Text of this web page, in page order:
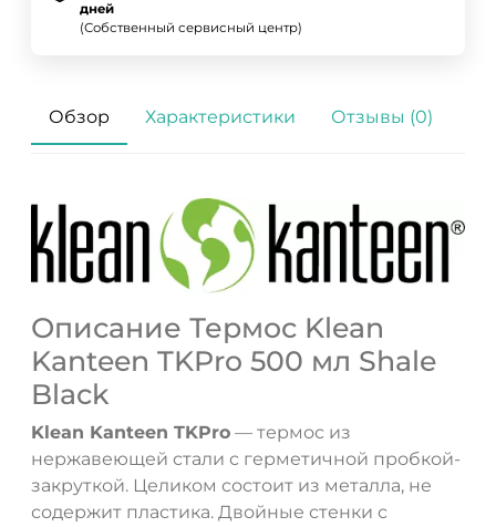
дней
(Собственный сервисный центр)
Обзор Характеристики Отзывы (0)
Описание Термос Klean
Kanteen TKPro 500 мл Shale
Black
Klean Kanteen TKPro — термос из
нержавеющей стали с герметичной пробкой-
закруткой. Целиком состоит из металла, не
содержит пластика. Двойные стенки с